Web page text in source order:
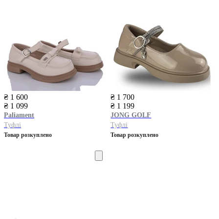
₴ 1 600
₴ 1 099
Paliament
Туфлі
Товар розкуплено
₴ 1 700
₴ 1 199
JONG GOLF
Туфлі
Товар розкуплено